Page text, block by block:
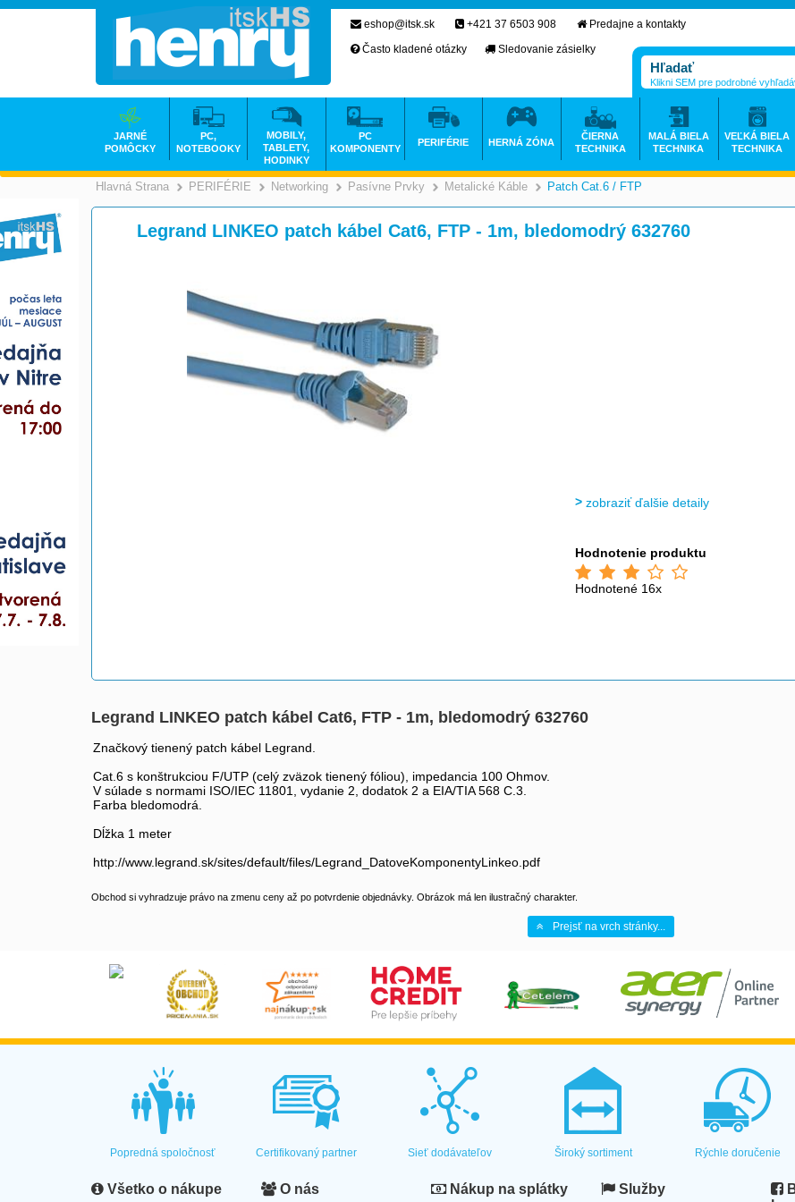
Hlavná Strana >
PERIFÉRIE >
Networking >
Pasívne Prvky >
Metalické Káble >
Patch Cat.6 / FTP
Legrand LINKEO patch kábel Cat6, FTP - 1m, bledomodrý 632760
zobraziť ďalšie detaily
Hodnotenie produktu
Hodnotené 16x
Legrand LINKEO patch kábel Cat6, FTP - 1m, bledomodrý 632760
Značkový tienený patch kábel Legrand.
Cat.6 s konštrukciou F/UTP (celý zväzok tienený fóliou), impedancia 100 Ohmov.
V súlade s normami ISO/IEC 11801, vydanie 2, dodatok 2 a EIA/TIA 568 C.3.
Farba bledomodrá.
Dĺžka 1 meter
http://www.legrand.sk/sites/default/files/Legrand_DatoveKomponentyLinkeo.pdf
Obchod si vyhradzuje právo na zmenu ceny až po potvrdenie objednávky. Obrázok má len ilustračný charakter.
Prejsť na vrch stránky...
eshop@itsk.sk +421 37 6503 908
Predajne a kontakty
Často kladené otázky
Sledovanie zásielky
Klikni SEM pre podrobné
JARNÉ
POMÔCKY
PC,
NOTEBOOKY
MOBILY,
TABLETY,
HODINKY
PC
KOMPONENTY
PERIFÉRIE HERNÁ ZÓNA
ČIERNA
TECHNIKA
MALÁ BIELA
TECHNIKA
VEĽKÁ BIELA
TECHNIKA
Popredná spoločnosť Certifikovaný partner Sieť dodávateľov Široký sortiment Rýchle doručenie
Všetko o nákupe O nás Nákup na splátky Služby